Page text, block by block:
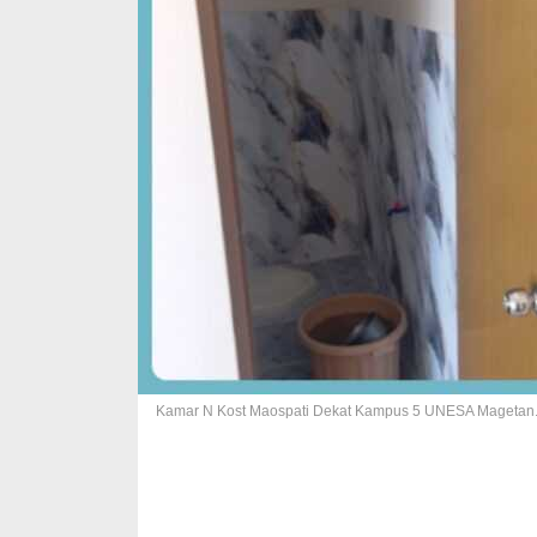
Kamar N Kost Maospati Dekat Kampus 5 UNESA Magetan.